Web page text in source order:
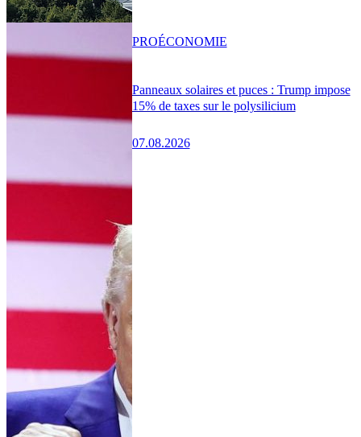
Panneaux solaires et puces : Trump impose
15% de taxes sur le polysilicium
07.08.2026
PROÉCONOMIE